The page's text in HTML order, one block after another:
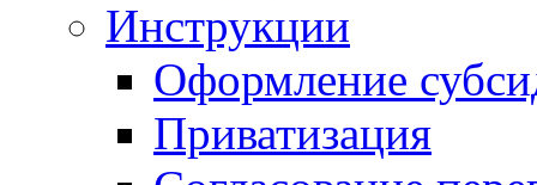
Инструкции
Оформление
Приватизация